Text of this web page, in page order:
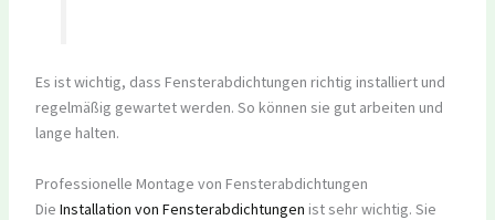
Es ist wichtig, dass Fensterabdichtungen richtig installiert und
regelmäßig gewartet werden. So können sie gut arbeiten und
lange halten.
Professionelle Montage von Fensterabdichtungen
Die Installation von Fensterabdichtungen ist sehr wichtig. Sie